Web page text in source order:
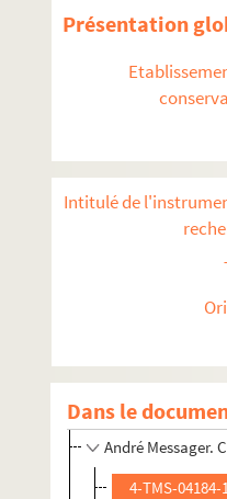
Présentation
Intitulé de
Dans le
Mercier, Adalbert
Mercier, René
Mermet, Auguste
André
André
André
André
André
André
André
André Messager.
4-TMS-04184-